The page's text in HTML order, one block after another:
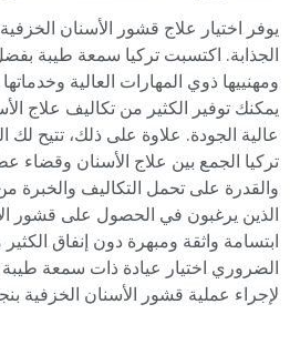
يوفر اختيار علاج قشور الأسنان
الجذابة. اكتسبت تركيا سمعة طيبة
ومهنييها ذوي المهارات العالية
يمكنك توفير الكثير من تكاليف علاج
عالية الجودة. علاوة على ذلك، تتيح لك
تركيا الجمع بين علاج الأسنان وقضاء
والقدرة على تحمل التكاليف والخبرة من
الذين يرغبون في الحصول على قشور
ابتسامة واثقة ومبهرة دون إنفاق
الضروري اختيار عيادة ذات سمعة
لإجراء عملية قشور الأسنان الخزفية